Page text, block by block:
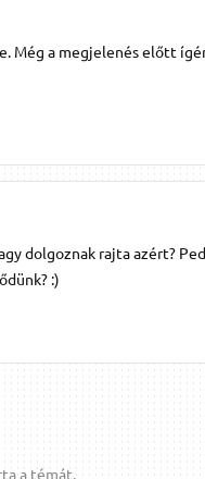
Még a megjelenés előtt
dolgoznak rajta azért?
:)
a témát.